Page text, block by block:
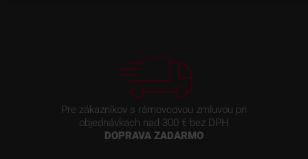
Pre zákazníkov s rámovcovou zmluvou pri
objednávkach nad 300 € bez DPH
DOPRAVA ZADARMO